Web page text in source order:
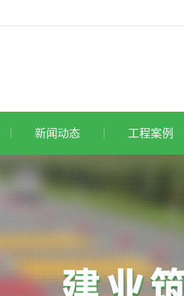
新闻动态 工程案例